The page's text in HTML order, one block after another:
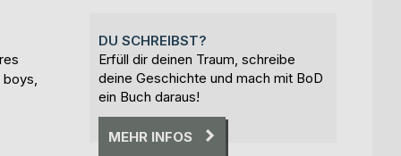
DU SCHREIBST?
Erfüll dir deinen Traum, schreibe
deine Geschichte und mach mit BoD
ein Buch daraus!
MEHR INFOS